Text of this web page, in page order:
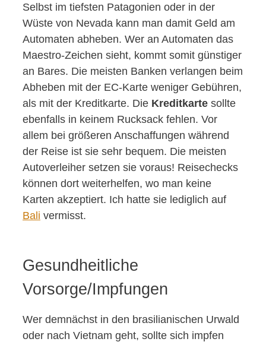
Selbst im tiefsten Patagonien oder in der
Wüste von Nevada kann man damit Geld am
Automaten abheben. Wer an Automaten das
Maestro-Zeichen sieht, kommt somit günstiger
an Bares. Die meisten Banken verlangen beim
Abheben mit der EC-Karte weniger Gebühren,
als mit der Kreditkarte. Die Kreditkarte sollte
ebenfalls in keinem Rucksack fehlen. Vor
allem bei größeren Anschaffungen während
der Reise ist sie sehr bequem. Die meisten
Autoverleiher setzen sie voraus! Reisechecks
können dort weiterhelfen, wo man keine
Karten akzeptiert. Ich hatte sie lediglich auf
Bali vermisst.
Gesundheitliche
Vorsorge/Impfungen
Wer demnächst in den brasilianischen Urwald
oder nach Vietnam geht, sollte sich impfen